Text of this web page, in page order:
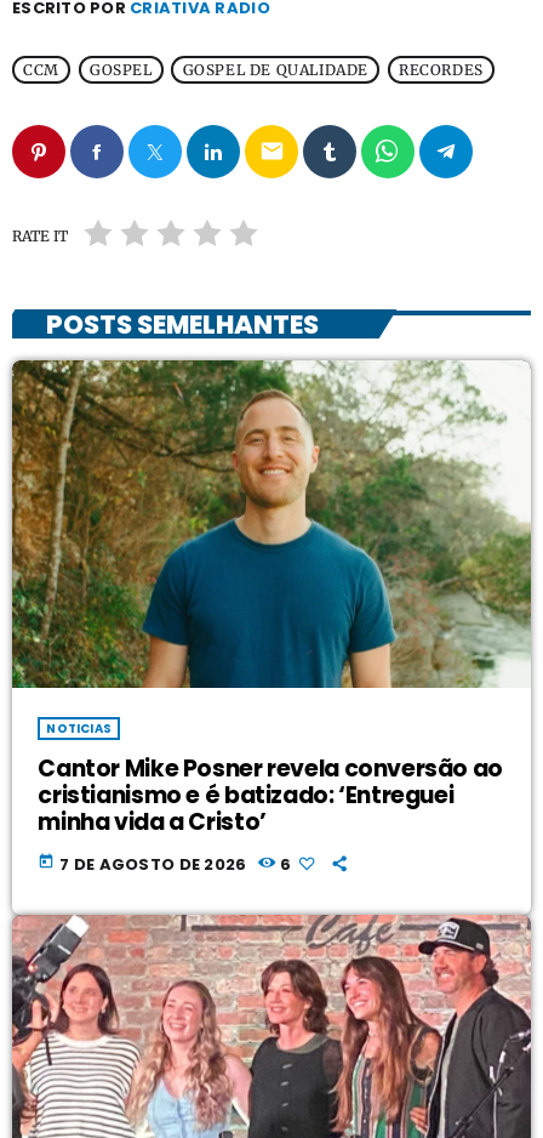
ESCRITO POR CRIATIVA RADIO
CCM GOSPEL GOSPEL DE QUALIDADE RECORDES
email
RATE IT
POSTS SEMELHANTES
NOTICIAS
Cantor Mike Posner revela conversão ao
cristianismo e é batizado: ‘Entreguei
minha vida a Cristo’
today 7 DE AGOSTO DE 2026 6